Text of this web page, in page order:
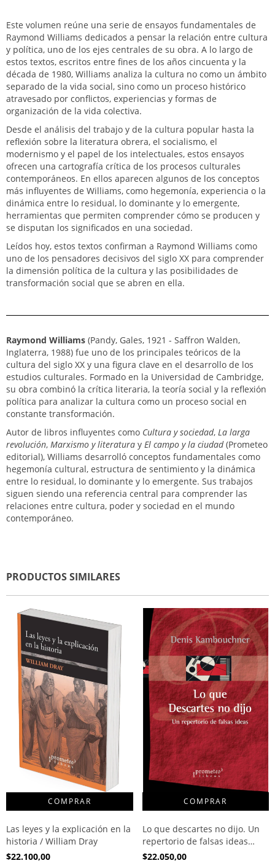
Este volumen reúne una serie de ensayos fundamentales de
Raymond Williams dedicados a pensar la relación entre cultura
y política, uno de los ejes centrales de su obra. A lo largo de
estos textos, escritos entre fines de los años cincuenta y la
década de 1980, Williams analiza la cultura no como un ámbito
separado de la vida social, sino como un proceso histórico
atravesado por conflictos, experiencias y formas de
organización de la vida colectiva.
Desde el análisis del trabajo y de la cultura popular hasta la
reflexión sobre la literatura obrera, el socialismo, el
modernismo y el papel de los intelectuales, estos ensayos
ofrecen una cartografía crítica de los procesos culturales
contemporáneos. En ellos aparecen algunos de los conceptos
más influyentes de Williams, como hegemonía, experiencia o la
dinámica entre lo residual, lo dominante y lo emergente,
herramientas que permiten comprender cómo se producen y
se disputan los significados en una sociedad.
Leídos hoy, estos textos confirman a Raymond Williams como
uno de los pensadores decisivos del siglo XX para comprender
la dimensión política de la cultura y las posibilidades de
transformación social que se abren en ella.
Raymond Williams (Pandy, Gales, 1921 - Saffron Walden,
Inglaterra, 1988) fue uno de los principales teóricos de la
cultura del siglo XX y una figura clave en el desarrollo de los
estudios culturales. Formado en la Universidad de Cambridge,
su obra combinó la crítica literaria, la teoría social y la reflexión
política para analizar la cultura como un proceso social en
constante transformación.
Autor de libros influyentes como Cultura y sociedad, La larga
revolución, Marxismo y literatura y El campo y la ciudad(Prometeo
editorial), Williams desarrolló conceptos fundamentales como
hegemonía cultural, estructura de sentimiento y la dinámica
entre lo residual, lo dominante y lo emergente. Sus trabajos
siguen siendo una referencia central para comprender las
relaciones entre cultura, poder y sociedad en el mundo
contemporáneo.
PRODUCTOS SIMILARES
Las leyes y la explicación en la
historia / William Dray
$22.100,00
Lo que descartes no dijo. Un
repertorio de falsas ideas
sobre el autor del discurso del
$22.050,00